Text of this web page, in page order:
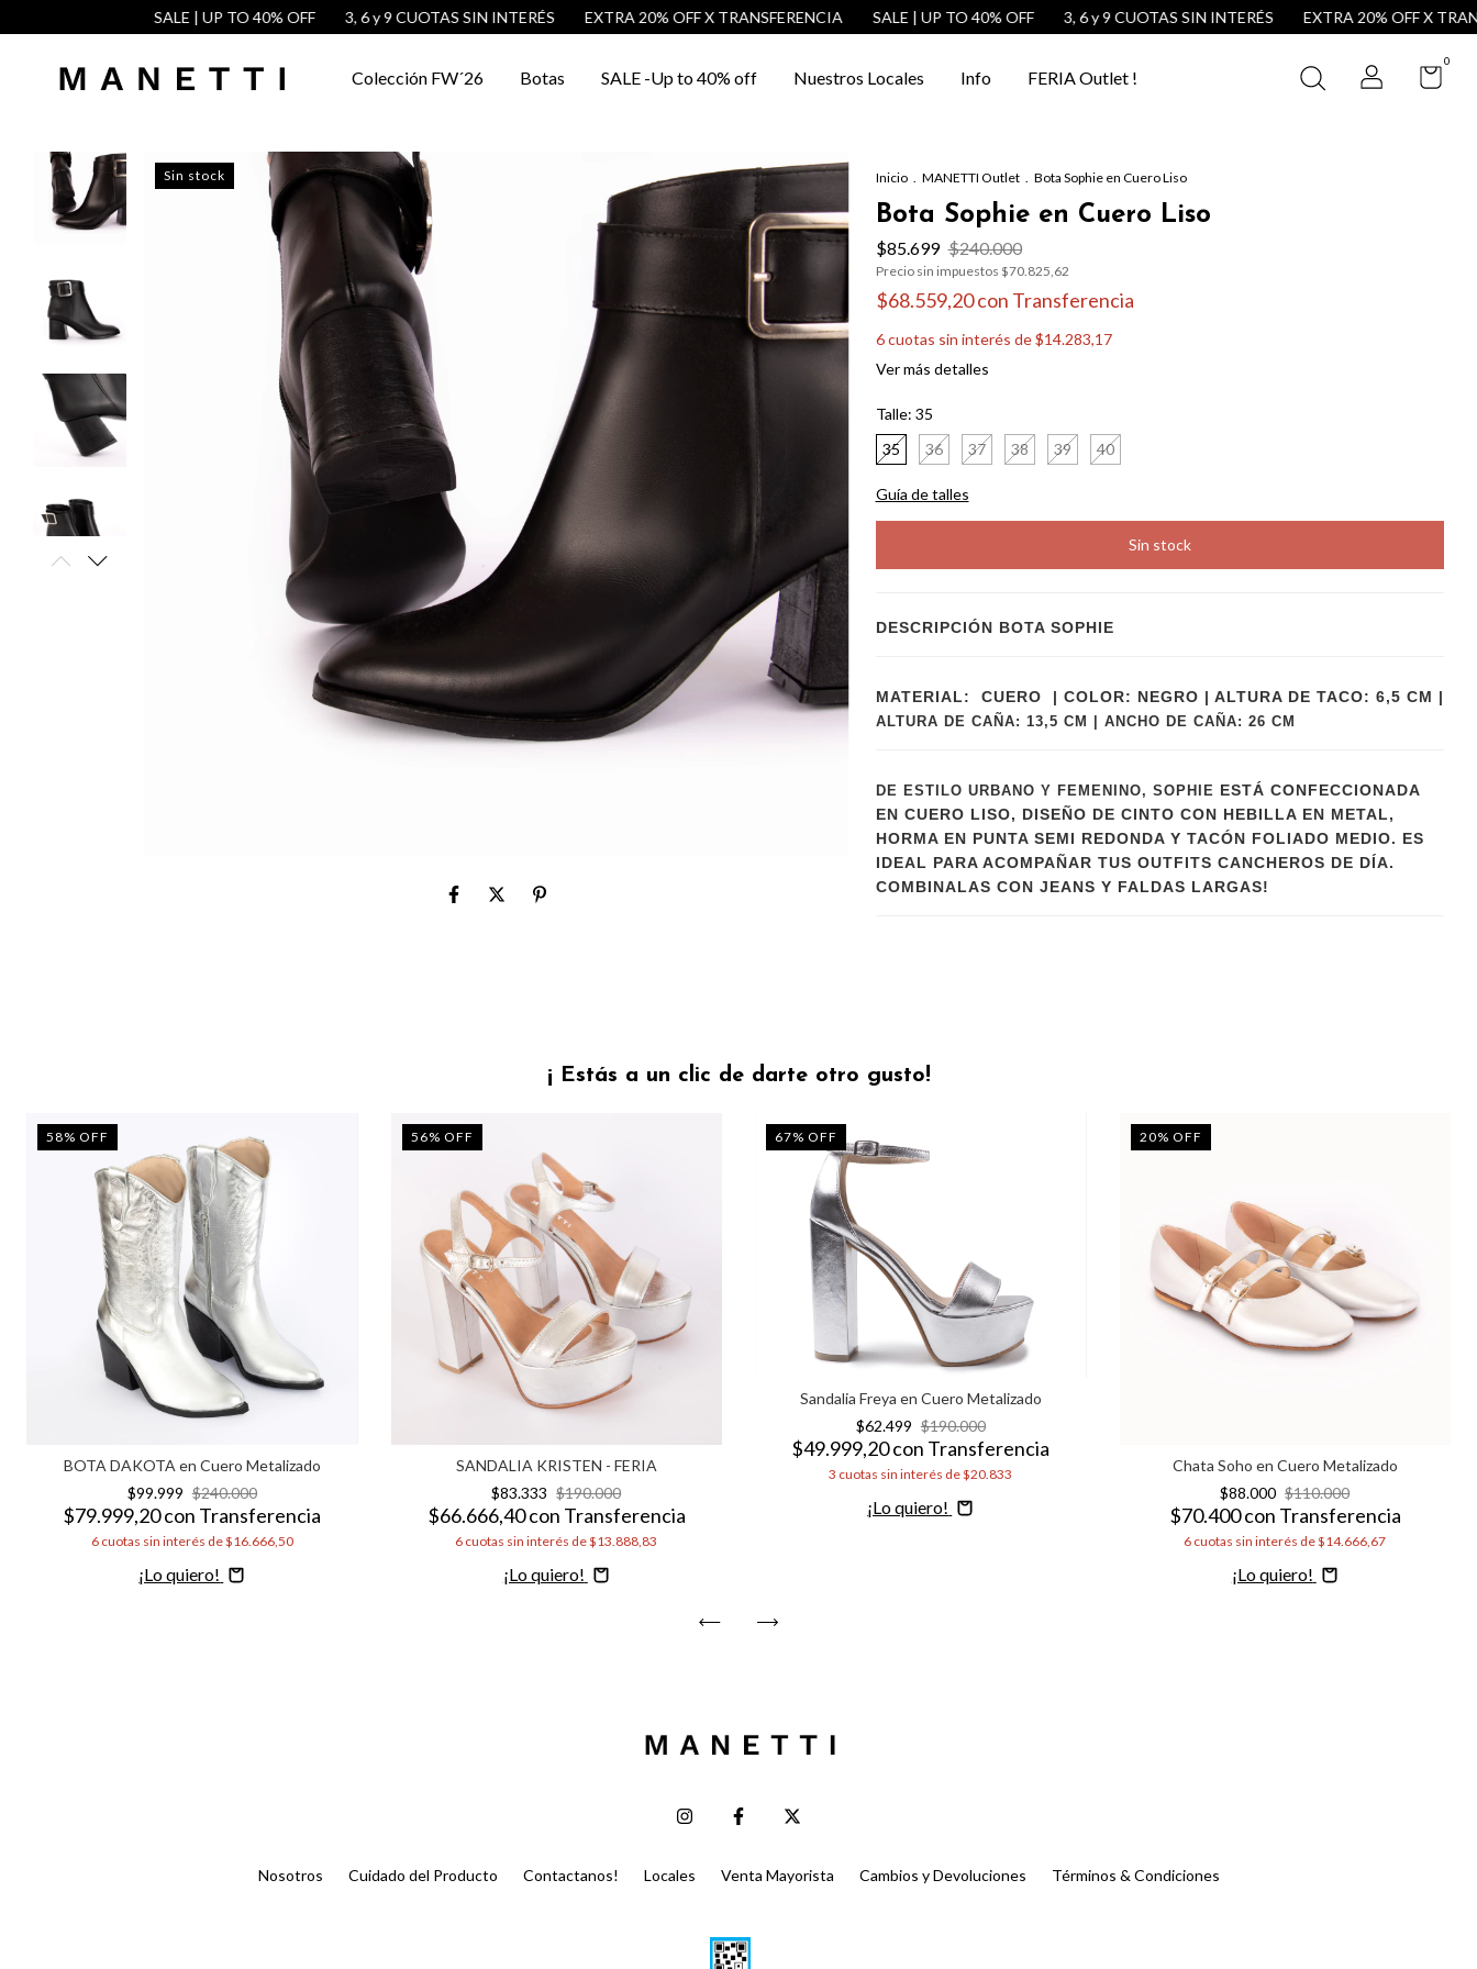
SALE | UP TO 40% OFF 3, 6 y 9 CUOTAS SIN INTERÉS EXTRA 20% OFF X TRANSFERENCIA SALE | UP TO 40% OFF 3, 6 y 9 CUOTAS SIN INTERÉS EXTRA 20% OFF X
Colección FW´26 Botas SALE -Up to 40% off Nuestros Locales Info FERIA Outlet !
0
Sin stock Inicio . MANETTI Outlet . Bota Sophie en Cuero Liso
Bota Sophie en Cuero Liso
$85.699 $240.000
Precio sin impuestos $70.825,62
$68.559,20con Transferencia
6 cuotas sin interés de$14.283,17
Ver más detalles
Talle: 35
35
36 37 38 39 40
Guía de talles
DESCRIPCIÓN BOTA SOPHIE
MATERIAL: CUERO | COLOR: NEGRO | ALTURA DE TACO: 6,5 CM |
ALTURA DE CAÑA: 13,5 CM | ANCHO DE CAÑA: 26 CM
DE ESTILO URBANO Y FEMENINO, SOPHIE ESTÁ CONFECCIONADA
EN CUERO LISO, DISEÑO DE CINTO CON HEBILLA EN METAL,
HORMA EN PUNTA SEMI REDONDA Y TACÓN FOLIADO MEDIO. ES
IDEAL PARA ACOMPAÑAR TUS OUTFITS CANCHEROS DE DÍA.
COMBINALAS CON JEANS Y FALDAS LARGAS!
¡ Estás a un clic de darte otro gusto!
58% OFF
BOTA DAKOTA en Cuero Metalizado
$99.999 $240.000
$79.999,20con Transferencia
6 cuotas sin interés de$16.666,50
Comprar
56% OFF
SANDALIA KRISTEN - FERIA
$83.333 $190.000
$66.666,40con Transferencia
6 cuotas sin interés de$13.888,83
Comprar
67% OFF
Sandalia Freya en Cuero Metalizado
$62.499 $190.000
$49.999,20con Transferencia
3 cuotas sin interés de$20.833
Comprar
20% OFF
Chata Soho en Cuero Metalizado
$88.000 $110.000
$70.400con Transferencia
6 cuotas sin interés de$14.666,67
Comprar
Nosotros Cuidado del Producto Contactanos! Locales Venta Mayorista Cambios y Devoluciones Términos & Condiciones